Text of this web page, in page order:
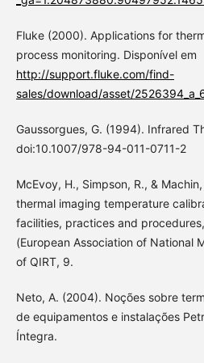
Fluke (2000). Applications for
process monitoring. Disponível em
http://support.fluke.com/find-
sales/download/asset/
Gaussorgues, G. (1994). Infrared
doi:10.1007/978-94-011-0711-2
McEvoy, H., Simpson, R., &
thermal imaging temperature
facilities, practices and
(European Association of National
of QIRT, 9.
Neto, A. (2004). Noções sobre
de equipamentos e instalações
Íntegra.